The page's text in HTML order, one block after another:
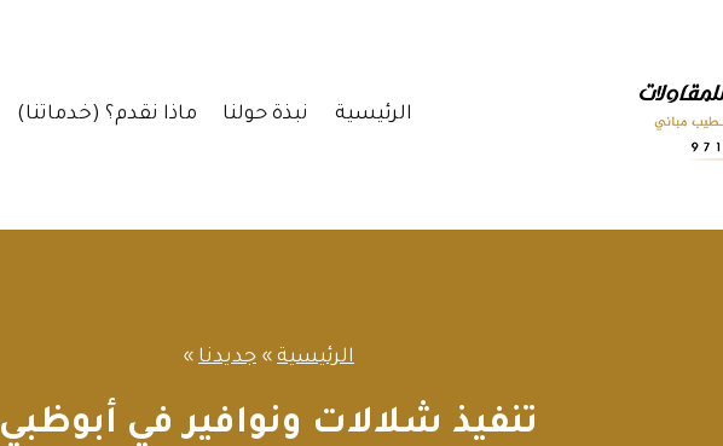
الرئيسية
نبذة حولنا ماذا نقدم؟ (خدماتنا)
الرئيسية » جديدنا »
تنفيذ شلالات ونوافير في أبوظبي